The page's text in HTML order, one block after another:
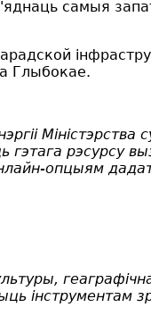
самыя
Глыбокае.
Міністэрства
рэсурсу
опцыям
інструментам